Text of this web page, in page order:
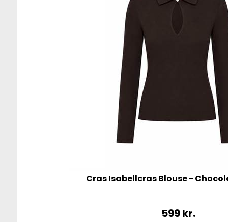
Cras Isabellcras Blouse -
599kr.